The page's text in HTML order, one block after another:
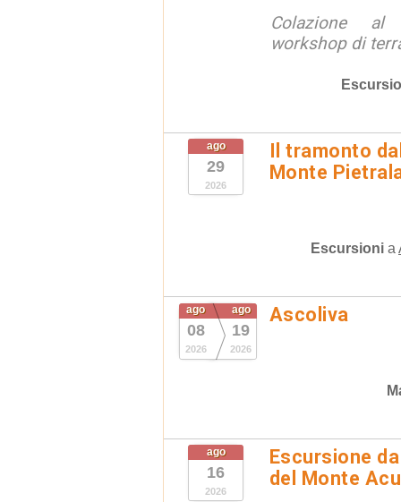
Colazione al
workshop di
ago
29
2026
Il tramonto
Monte
Escursioni a
ago
08
2026
ago
19
2026
Ascoliva
ago
16
2026
Escursione
del Monte